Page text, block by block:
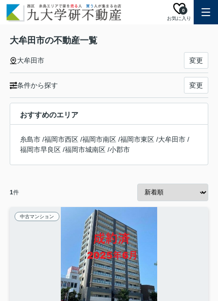
お気に入り
0
大牟田市の不動産一覧
大牟田市 変更
条件から探す 変更
おすすめのエリア
糸島市 /福岡市西区 /福岡市南区 /福岡市東区 /大牟田市 /
福岡市早良区 /福岡市城南区 /小郡市
1件
中古マンション